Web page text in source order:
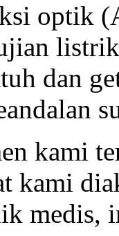
optik
dan
kami
kami
medis,